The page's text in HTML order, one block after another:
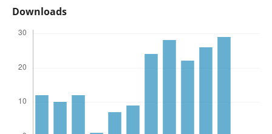
Downloads